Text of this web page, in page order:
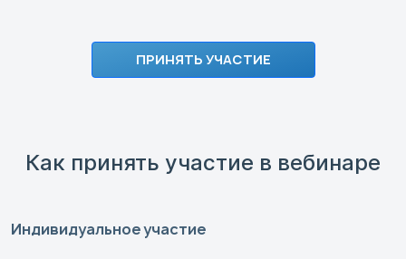
ПРИНЯТЬ УЧАСТИЕ
Как принять участие в вебинаре
Индивидуальное участие